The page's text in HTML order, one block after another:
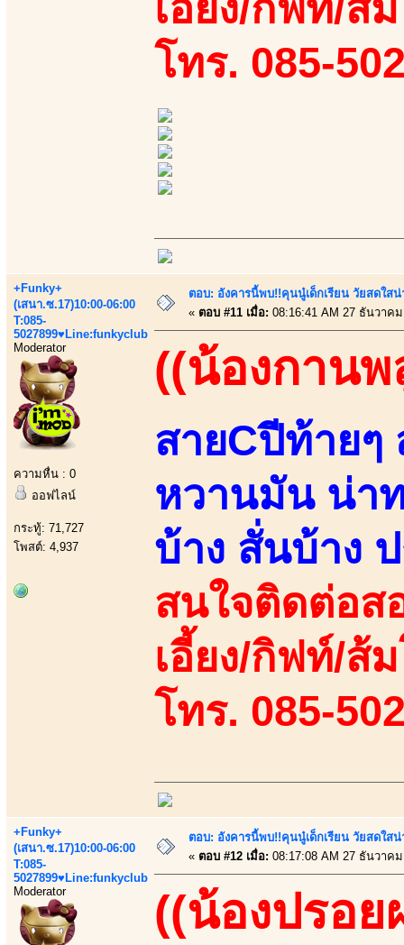
โทร. 085-
+Funky+
(เสนา.ซ.17)10:00-06:00
T:085-
5027899♥Line:funkyclub
Moderator
ความหื่น : 0
ออฟไลน์
กระทู้: 71,727
โพสต์: 4,937
ตอบ: อังคารนี้พบ!!คุนนู๋เด็กเรียน วัยสดใส
« ตอบ #11 เมื่อ: 08:16:41 AM 27 ธันวาค
((น้องกานพ
สายCปีท้ายๆ
หวานมัน น่า
บ้าง สั่นบ้าง
สนใจติดต่อส
เอี้ยง/กิฟท์/ส้
โทร. 085-
+Funky+
(เสนา.ซ.17)10:00-06:00
T:085-
5027899♥Line:funkyclub
Moderator
ตอบ: อังคารนี้พบ!!คุนนู๋เด็กเรียน วัยสดใส
« ตอบ #12 เมื่อ: 08:17:08 AM 27 ธันวาค
((น้องปรอย